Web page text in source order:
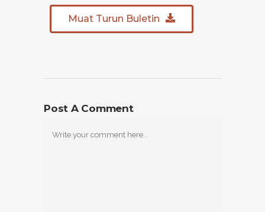
Muat Turun Buletin
Post A Comment